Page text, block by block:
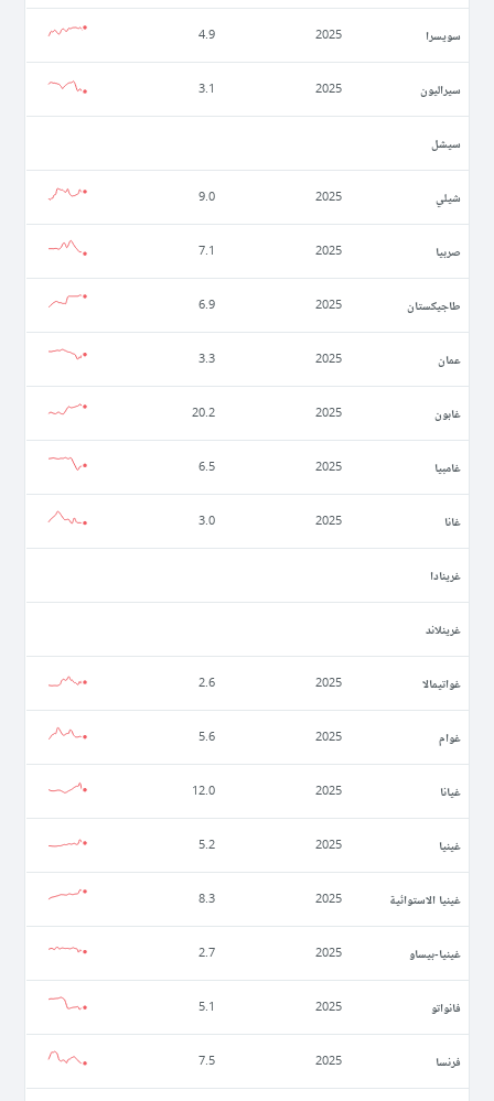
سويسرا 2025
4.9
سيراليون 2025
3.1
سيشل
شيلي 2025
9.0
صربيا 2025
7.1
طاجيكستان 2025
6.9
عمان 2025
3.3
غابون 2025
20.2
غامبيا 2025
6.5
غانا 2025
3.0
غرينادا
غرينلاند
غواتيمالا 2025
2.6
غوام 2025
5.6
غيانا 2025
12.0
غينيا 2025
5.2
غينيا الاستوائية 2025
8.3
غينيا-بيساو 2025
2.7
فانواتو 2025
5.1
فرنسا 2025
7.5